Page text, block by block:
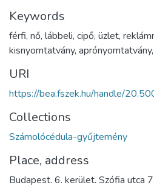
Keywords
férfi, nő, lábbeli, cipő, üzlet,
kisnyomtatvány, aprónyomtatvány,
URI
https://bea.fszek.hu/handle/
Collections
Számolócédula-gyűjtemény
Place, address
Budapest. 6. kerület. Szófia utca 7.